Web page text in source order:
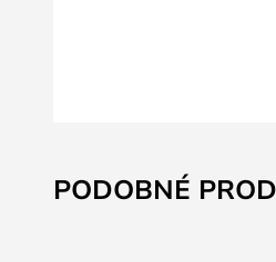
začiatok
PODOBNÉ